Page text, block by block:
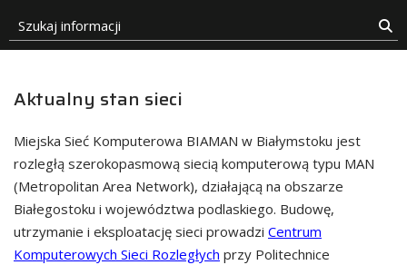
Szukaj informacji
Aktualny stan sieci
Miejska Sieć Komputerowa BIAMAN w Białymstoku jest
rozległą szerokopasmową siecią komputerową typu MAN
(Metropolitan Area Network), działającą na obszarze
Białegostoku i województwa podlaskiego. Budowę,
utrzymanie i eksploatację sieci prowadzi Centrum
Komputerowych Sieci Rozległych przy Politechnice